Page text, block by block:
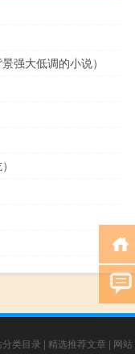
强大低调的小说）
分类目录 | 精选推荐文章 | 网站